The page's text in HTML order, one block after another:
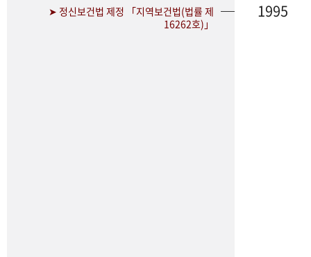
➤ 정신보건법 제정 「지역보건법(법률 제
16262호)」
1995